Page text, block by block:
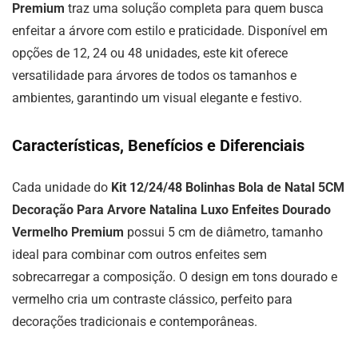
Premium traz uma solução completa para quem busca
enfeitar a árvore com estilo e praticidade. Disponível em
opções de 12, 24 ou 48 unidades, este kit oferece
versatilidade para árvores de todos os tamanhos e
ambientes, garantindo um visual elegante e festivo.
Características, Benefícios e Diferenciais
Cada unidade do Kit 12/24/48 Bolinhas Bola de Natal 5CM
Decoração Para Arvore Natalina Luxo Enfeites Dourado
Vermelho Premium possui 5 cm de diâmetro, tamanho
ideal para combinar com outros enfeites sem
sobrecarregar a composição. O design em tons dourado e
vermelho cria um contraste clássico, perfeito para
decorações tradicionais e contemporâneas.